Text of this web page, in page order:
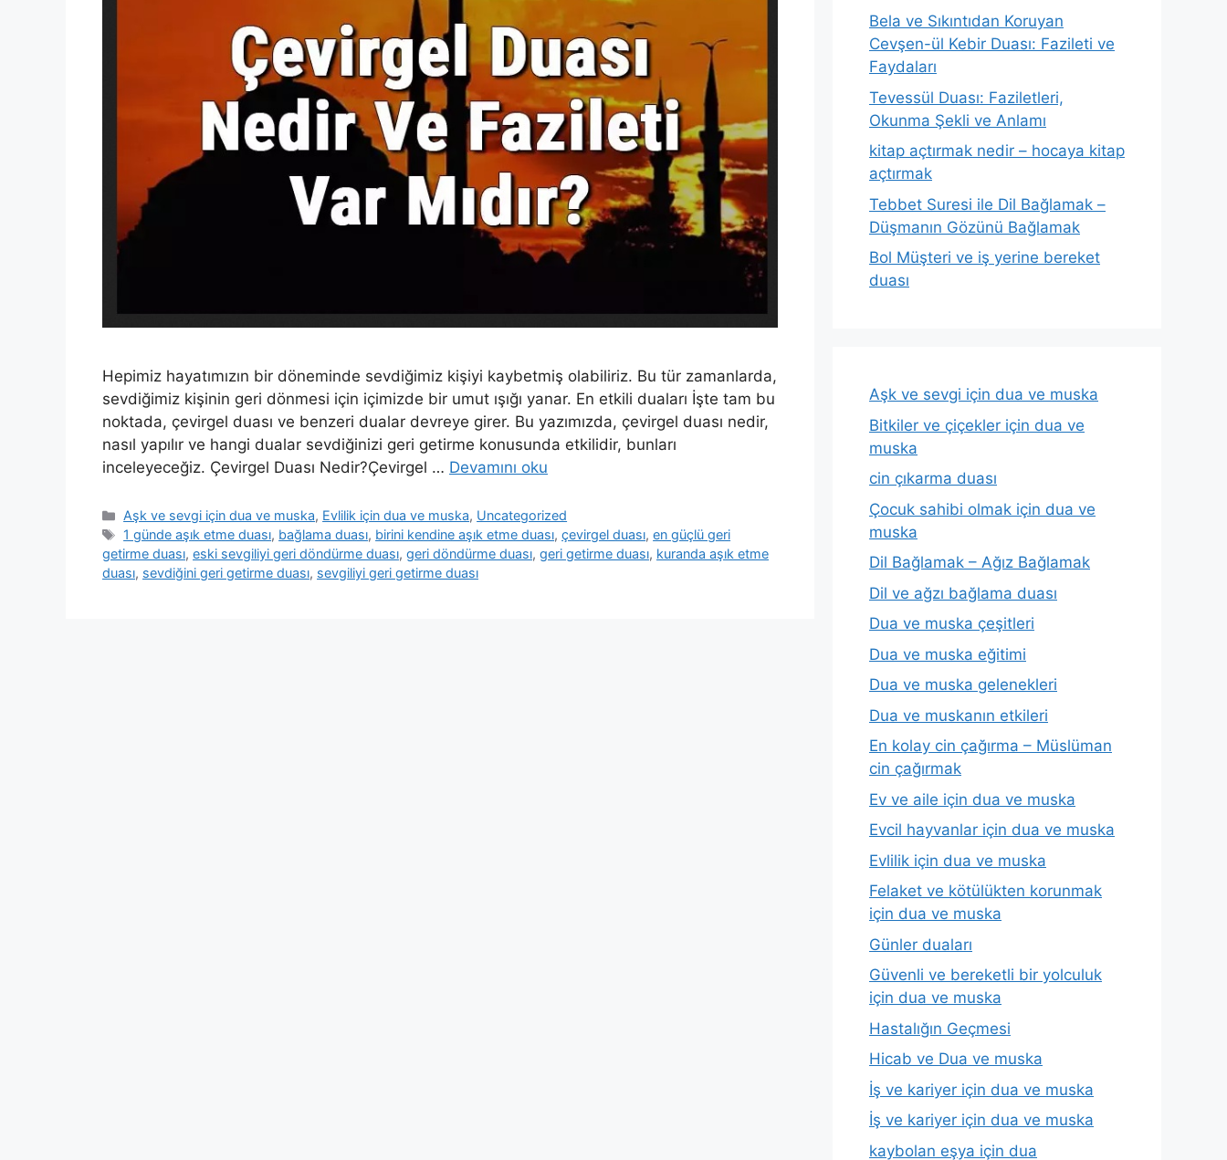
Hepimiz hayatımızın bir döneminde sevdiğimiz kişiyi kaybetmiş olabiliriz. Bu tür zamanlarda,
sevdiğimiz kişinin geri dönmesi için içimizde bir umut ışığı yanar. En etkili duaları İşte tam bu
noktada, çevirgel duası ve benzeri dualar devreye girer. Bu yazımızda, çevirgel duası nedir,
nasıl yapılır ve hangi dualar sevdiğinizi geri getirme konusunda etkilidir, bunları
inceleyeceğiz. Çevirgel Duası Nedir?Çevirgel … Devamını oku
Aşk ve sevgi için dua ve muska, Evlilik için dua ve muska, Uncategorized
1 günde aşık etme duası, bağlama duası, birini kendine aşık etme duası,çevirgel duası,en güçlü geri
getirme duası, eski sevgiliyi geri döndürme duası, geri döndürme duası, geri getirme duası, kuranda aşık etme
duası, sevdiğini geri getirme duası, sevgiliyi geri getirme duası
Bela ve Sıkıntıdan Koruyan
Cevşen-ül Kebir Duası: Fazileti ve
Faydaları
Tevessül Duası: Faziletleri,
Okunma Şekli ve Anlamı
kitap açtırmak nedir – hocaya kitap
açtırmak
Tebbet Suresi ile Dil Bağlamak –
Düşmanın Gözünü Bağlamak
Bol Müşteri ve iş yerine bereket
duası
Aşk ve sevgi için dua ve muska
Bitkiler ve çiçekler için dua ve
muska
cin çıkarma duası
Çocuk sahibi olmak için dua ve
muska
Dil Bağlamak – Ağız Bağlamak
Dil ve ağzı bağlama duası
Dua ve muska çeşitleri
Dua ve muska eğitimi
Dua ve muska gelenekleri
Dua ve muskanın etkileri
En kolay cin çağırma – Müslüman
cin çağırmak
Ev ve aile için dua ve muska
Evcil hayvanlar için dua ve muska
Evlilik için dua ve muska
Felaket ve kötülükten korunmak
için dua ve muska
Günler duaları
Güvenli ve bereketli bir yolculuk
için dua ve muska
Hastalığın Geçmesi
Hicab ve Dua ve muska
İş ve kariyer için dua ve muska
İş ve kariyer için dua ve muska
kaybolan eşya için dua